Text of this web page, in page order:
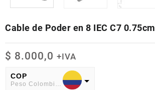
Cable de Poder en 8 IEC C7 0.75cm
$ 8.000,0 +IVA
COP
Peso Colombiano